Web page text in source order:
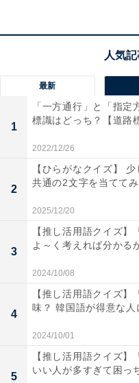
【ひらがなクイズ】共
ッチンで見かけるものや
最新
1
「一方通行」と「指
標識はどっち？【道路
2022/12/26
2
【ひらがなクイズ】
共通の2文字を当ててみ
2025/12/20
3
【推し活用語クイズ】
よ～く考えれば分かる
2024/10/08
4
【推し活用語クイズ
味？ 韓国語が得意な人
2024/10/01
5
【推し活用語クイズ】
いい人が多すぎて困っ